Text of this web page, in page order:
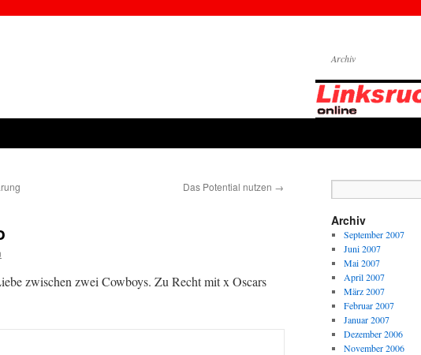
Archiv
Das Potential nutzen →
zwischen zwei Cowboys. Zu Recht mit x Oscars
Archiv
September 2007
Juni 2007
Mai 2007
April 2007
März 2007
Februar 2007
Januar 2007
Dezember 2006
November 2006